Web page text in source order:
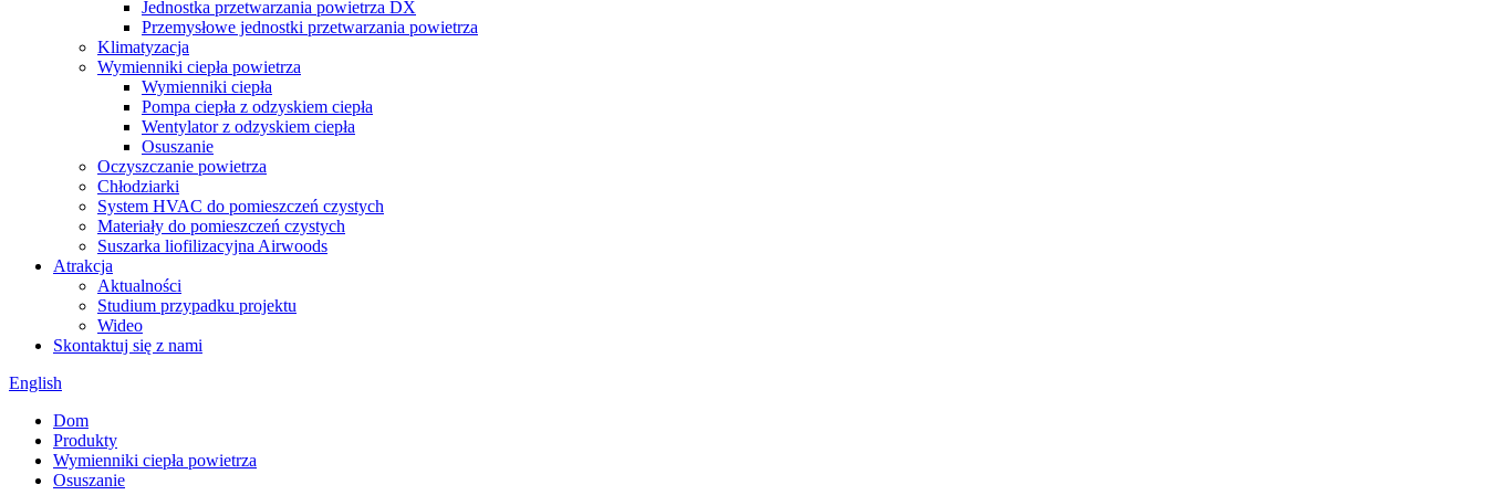
Jednostka przetwarzania powietrza DX
Przemysłowe jednostki przetwarzania powietrza
Klimatyzacja
Wymienniki ciepła powietrza
Wymienniki ciepła
Pompa ciepła z odzyskiem ciepła
Wentylator z odzyskiem ciepła
Osuszanie
Oczyszczanie powietrza
Chłodziarki
System HVAC do pomieszczeń czystych
Materiały do ​​pomieszczeń czystych
Suszarka liofilizacyjna Airwoods
Atrakcja
Aktualności
Studium przypadku projektu
Wideo
Skontaktuj się z nami
English
Dom
Produkty
Wymienniki ciepła powietrza
Osuszanie